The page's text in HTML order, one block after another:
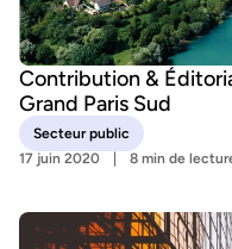
Contribution &
Grand Paris Sud
Secteur public
17 juin 2020
8 min de